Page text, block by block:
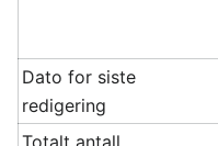
Dato for siste
redigering
Totalt antall